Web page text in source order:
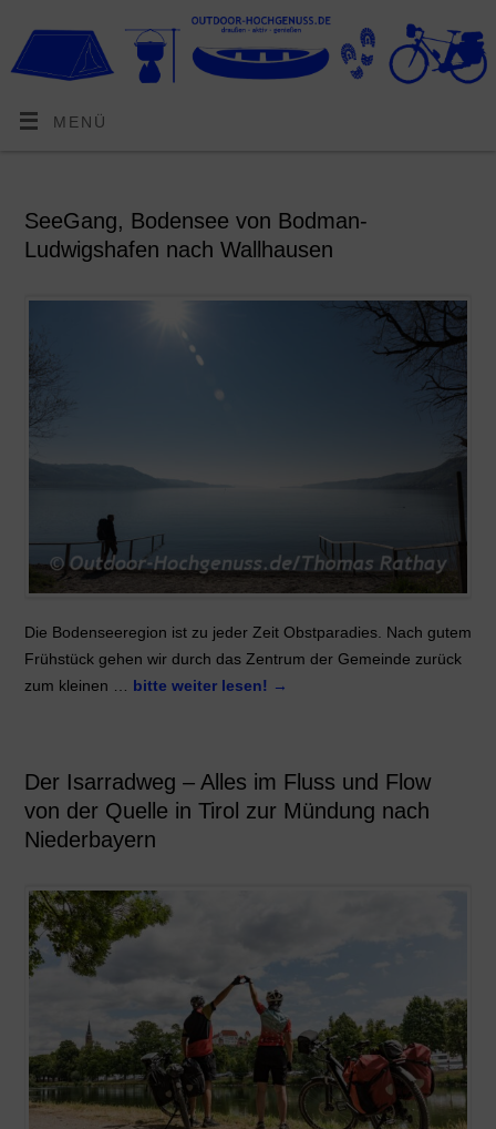
MENÜ
SeeGang, Bodensee von Bodman-
Ludwigshafen nach Wallhausen
Die Bodenseeregion ist zu jeder Zeit Obstparadies. Nach gutem
Frühstück gehen wir durch das Zentrum der Gemeinde zurück
zum kleinen … bitte weiter lesen! →
Der Isarradweg – Alles im Fluss und Flow
von der Quelle in Tirol zur Mündung nach
Niederbayern